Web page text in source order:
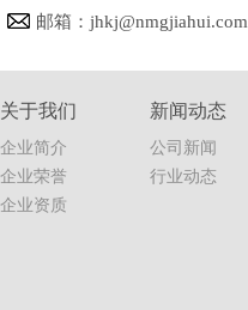
邮箱：jhkj@nmgjiahui.com
关于我们
企业简介
企业荣誉
企业资质
新闻动态
公司新闻
行业动态